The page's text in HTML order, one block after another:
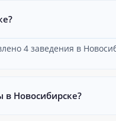
4 заведения в
в Новосибирске?